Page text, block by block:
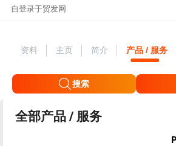
自登录于贸发网
资料 主页 简介 产品 / 服务
搜索
全部产品 / 服务